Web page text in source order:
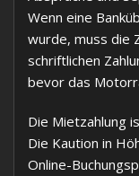
Wenn eine
wurde, muss die
schriftlichen
bevor das
Die Mietzahlung
Die Kaution in
Online-